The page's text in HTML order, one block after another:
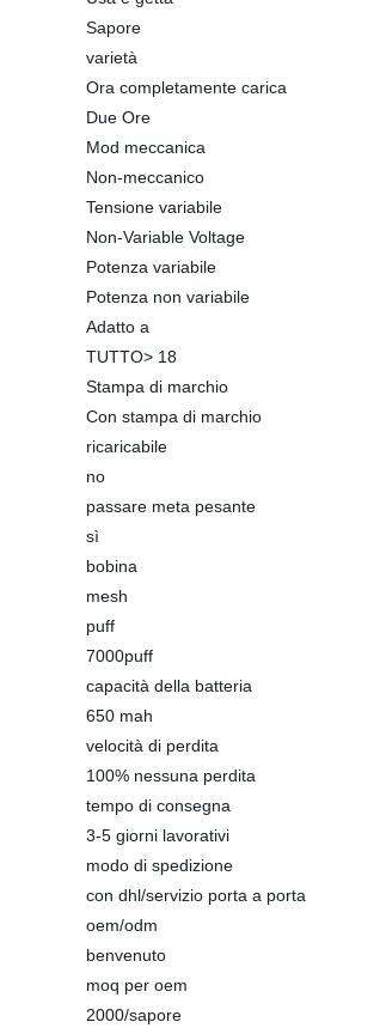
Sapore
varietà
Ora completamente carica
Due Ore
Mod meccanica
Non-meccanico
Tensione variabile
Non-Variable Voltage
Potenza variabile
Potenza non variabile
Adatto a
TUTTO> 18
Stampa di marchio
Con stampa di marchio
ricaricabile
no
passare meta pesante
sì
bobina
mesh
puff
7000puff
capacità della batteria
650 mah
velocità di perdita
100% nessuna perdita
tempo di consegna
3-5 giorni lavorativi
modo di spedizione
con dhl/servizio porta a porta
oem/odm
benvenuto
moq per oem
2000/sapore